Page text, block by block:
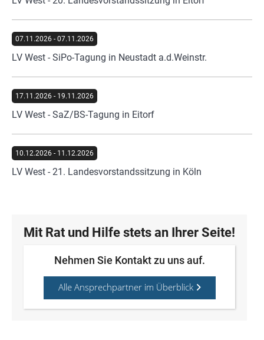
07.11.2026 - 07.11.2026
LV West - SiPo-Tagung in Neustadt a.d.Weinstr.
17.11.2026 - 19.11.2026
LV West - SaZ/BS-Tagung in Eitorf
10.12.2026 - 11.12.2026
LV West - 21. Landesvorstandssitzung in Köln
Mit Rat und Hilfe stets an Ihrer Seite!
Nehmen Sie Kontakt zu uns auf.
Alle Ansprechpartner im Überblick